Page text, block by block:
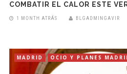
COMBATIR EL CALOR ESTE
1 MONTH ATRÁS BLGADMINGAVIR
MADRID OCIO Y PLANES